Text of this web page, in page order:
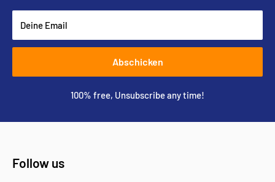
Deine Email
Abschicken
100% free, Unsubscribe any time!
Follow us